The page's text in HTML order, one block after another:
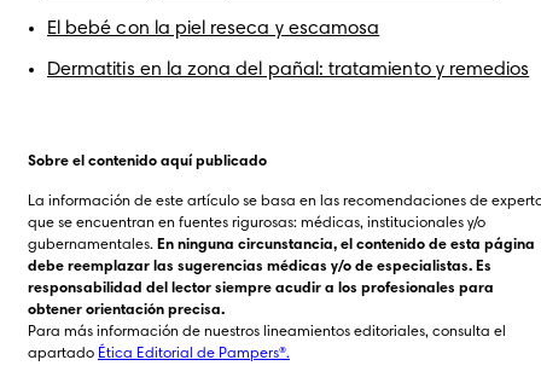
El bebé con la piel reseca y escamosa
Dermatitis en la zona del pañal: tratamiento y remedios
Sobre el contenido aquí publicado
La información de este artículo se basa en las recomendaciones de
que se encuentran en fuentes rigurosas: médicas, institucionales y/o
gubernamentales. En ninguna circunstancia, el contenido de esta página
debe reemplazar las sugerencias médicas y/o de especialistas. Es
responsabilidad del lector siempre acudir a los profesionales para
obtener orientación precisa.
Para más información de nuestros lineamientos editoriales, consulta el
apartado Ética Editorial de Pampers®.